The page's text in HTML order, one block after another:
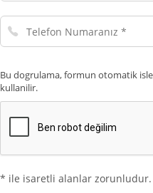
Telefon
Numaranız
Bu dogrulama, formun otomatik
kullanilir.
* ile isaretli alanlar zorunludur.